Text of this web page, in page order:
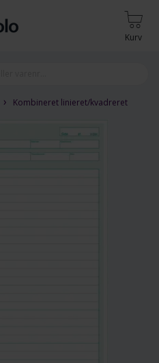
Kurv
› Kombineret linieret/kvadreret